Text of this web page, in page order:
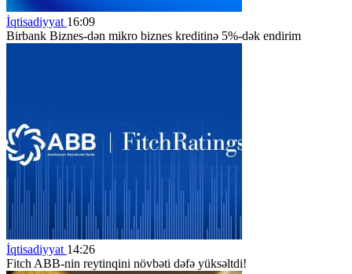
İqtisadiyyat 16:09
Birbank Biznes-dən mikro biznes kreditinə 5%-dək endirim
İqtisadiyyat 14:26
Fitch ABB-nin reytinqini növbəti dəfə yüksəltdi!